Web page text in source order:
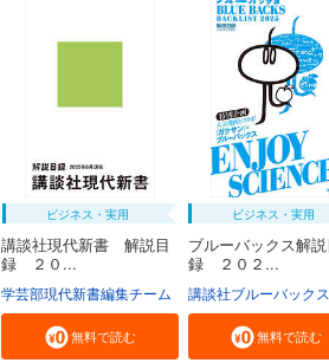
ビジネス・実用
講談社現代新書 解説目
録 ２０...
学芸部現代新書編集チーム
無料で読む
ビジネス・実用
ブルーバックス解
録 ２０２...
講談社ブルーバックス
無料で読む